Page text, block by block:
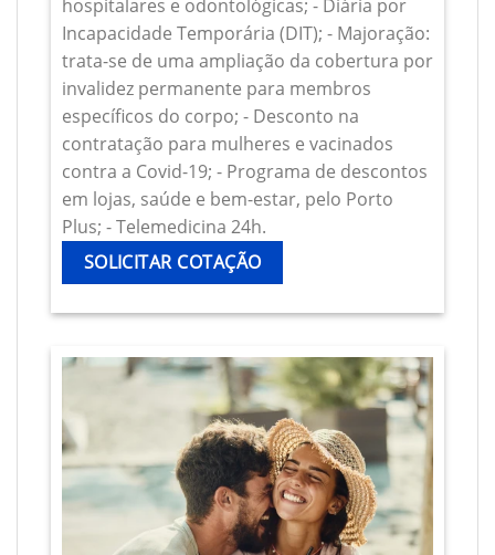
hospitalares e odontológicas; - Diária por
Incapacidade Temporária (DIT); - Majoração:
trata-se de uma ampliação da cobertura por
invalidez permanente para membros
específicos do corpo; - Desconto na
contratação para mulheres e vacinados
contra a Covid-19; - Programa de descontos
em lojas, saúde e bem-estar, pelo Porto
Plus; - Telemedicina 24h.
SOLICITAR COTAÇÃO